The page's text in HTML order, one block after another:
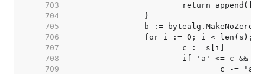
   703
   704
   705
   706
   707
   708
   709